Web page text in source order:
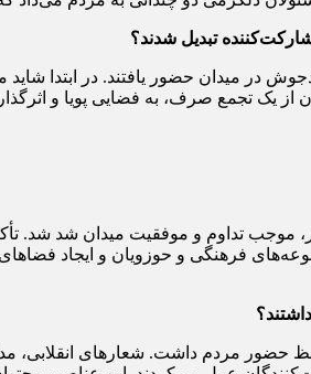
تبدیل شدند؟
در میدان حضور یافتند. در ابتدا
یک تجمع صرف، به فضایی پویا و
موجب تداوم و موفقیت میدان شد شد.
فرهنگی و حوزویان و ایجاد فضاهای
مردم داشت. شعارهای انقلابی،